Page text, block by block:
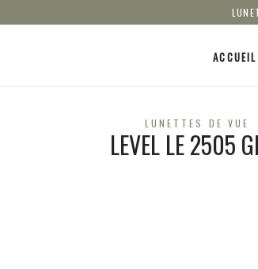
ACCUEIL
LUNETTES DE VUE
LEVEL LE 2505